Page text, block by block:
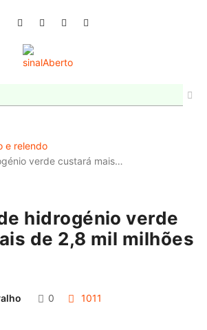
e relendo
verde custará mais…
hidrogénio verde
de 2,8 mil milhões
0 1011